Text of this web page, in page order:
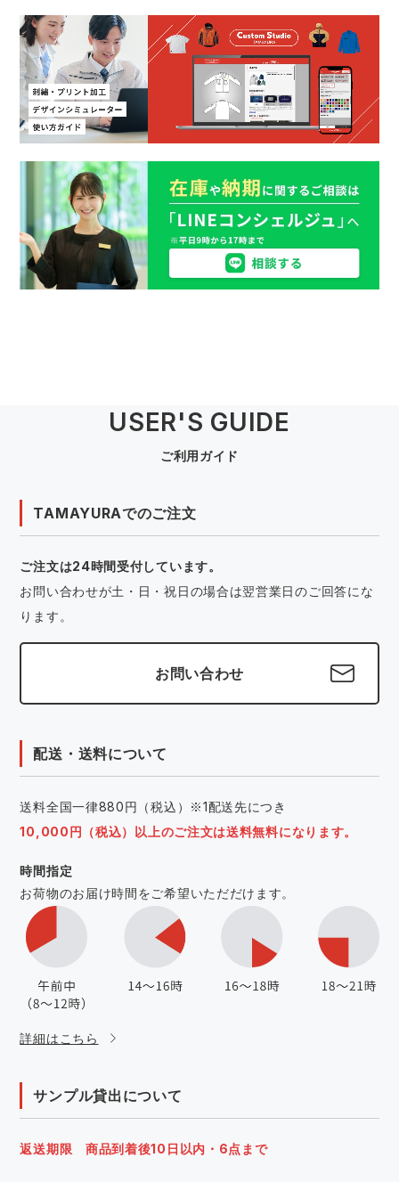
USER'S GUIDE
ご利用ガイド
TAMAYURAでのご注文
ご注文は24時間受付しています。
お問い合わせが土・日・祝日の場合は翌営業日のご回答にな
ります。
お問い合わせ
配送・送料について
送料全国一律880円（税込）※1配送先につき
10,000円（税込）以上のご注文は送料無料になります。
時間指定
お荷物のお届け時間をご希望いただだけます。
詳細はこちら
サンプル貸出について
返送期限 商品到着後10日以内・6点まで